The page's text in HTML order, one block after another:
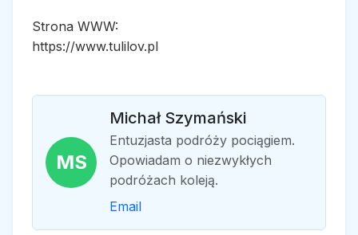
Strona WWW:
https://www.tulilov.pl
MS
Michał Szymański
Entuzjasta podróży pociągiem.
Opowiadam o niezwykłych
podróżach koleją.
Email